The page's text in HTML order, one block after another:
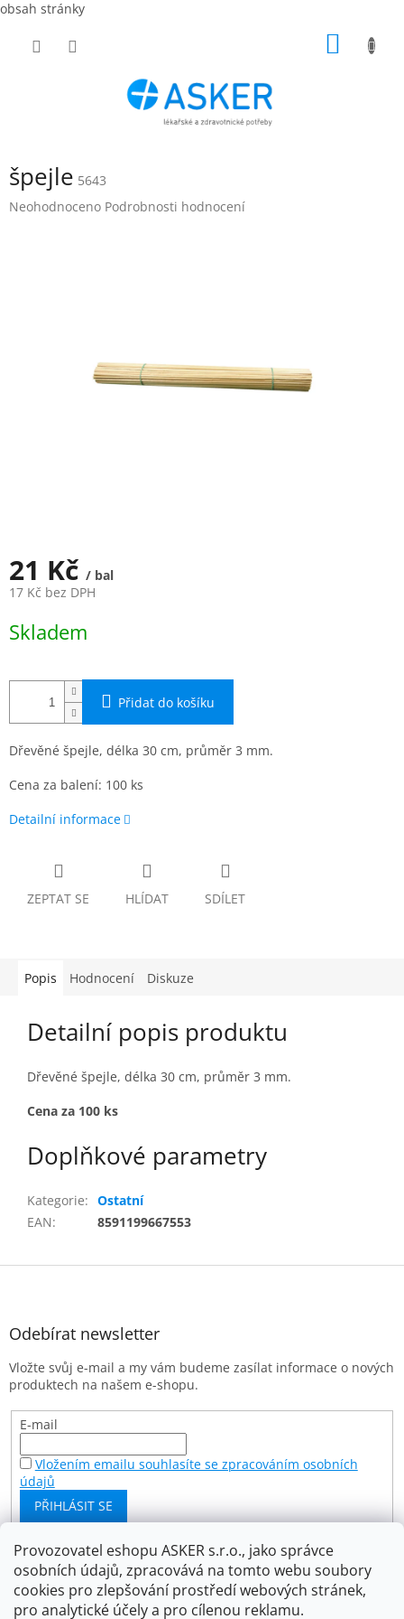
obsah stránky
Provozovatel eshopu ASKER s.r.o., jako správce
osobních údajů, zpracovává na tomto webu soubory
cookies pro zlepšování prostředí webových stránek,
pro analytické účely a pro cílenou reklamu.
špejle 5643
Průměrné
Neohodnoceno Podrobnosti hodnocení
21 Kč / bal
17 Kč bez DPH
cena:
Skladem
Přidat do košíku
Dřevěné špejle, délka 30 cm, průměr 3 mm.
Cena za balení: 100 ks
Detailní informace
ZEPTAT SE HLÍDAT SDÍLET
Popis Hodnocení Diskuze
Detailní popis produktu
Dřevěné špejle, délka 30 cm, průměr 3 mm.
Cena za 100 ks
Doplňkové parametry
Kategorie: Ostatní
EAN: 8591199667553
Z
Odebírat newsletter
Vložte svůj e-mail a my vám budeme zasílat informace o nových
produktech na našem e-shopu.
E-mail
Vložením emailu souhlasíte se zpracováním osobních
údajů
PŘIHLÁSIT SE
Facebook
Asker s.r.o.